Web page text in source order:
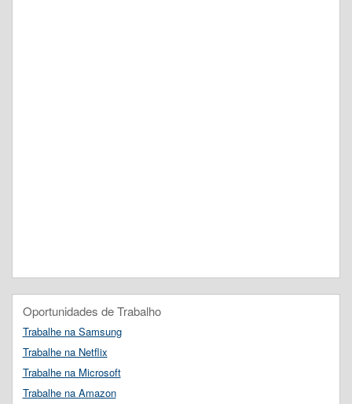
Oportunidades de Trabalho
Trabalhe na Samsung
Trabalhe na Netflix
Trabalhe na Microsoft
Trabalhe na Amazon